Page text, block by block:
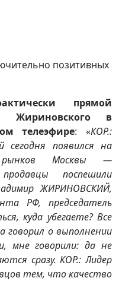
позитивных
прямой
в
телеэфире: «КОР.:
сегодня появился на
Москвы —
поспешили
ЖИРИНОВСКИЙ,
РФ, председатель
куда убегаете? Все
говорил о выполнении
мне говорили: да не
сразу. КОР.: Лидер
тем, что качество